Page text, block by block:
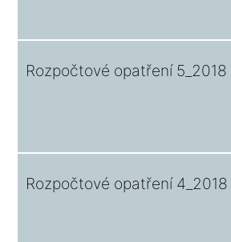
Rozpočtové opatření 5_2018
Rozpočtové opatření 4_2018